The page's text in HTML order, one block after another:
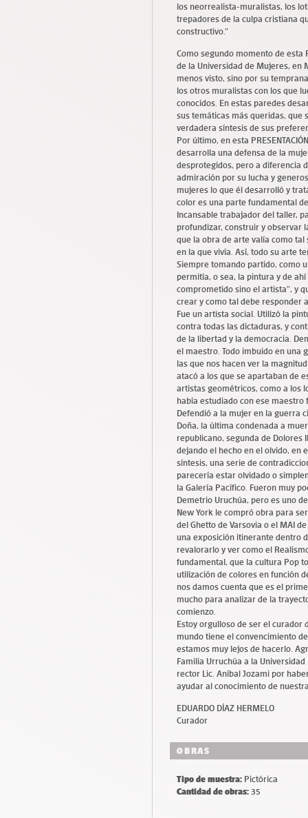
los neorrealista-muralistas, los
trepadores de la culpa cristiana
constructivo.”
Como segundo momento de esta
de la Universidad de Mujeres, en
menos visto, sino por su
los otros muralistas con los que
conocidos. En estas paredes
sus temáticas más queridas, que
verdadera síntesis de sus
Por último, en esta
desarrolla una defensa de la
desprotegidos, pero a diferencia
admiración por su lucha y
mujeres lo que él desarrolló y
color es una parte fundamental
Incansable trabajador del taller,
profundizar, construir y observar
que la obra de arte valía como
en la que vivía. Así, todo su arte
Siempre tomando partido, como
permitía, o sea, la pintura y de
comprometido sino el artista”, y
crear y como tal debe responder
Fue un artista social. Utilizó la
contra todas las dictaduras, y
de la libertad y la democracia.
el maestro. Todo imbuido en una
las que nos hacen ver la
atacó a los que se apartaban de
artistas geométricos, como a los
había estudiado con ese maestro
Defendió a la mujer en la guerra
Doña, la última condenada a
republicano, segunda de Dolores
dejando el hecho en el olvido, en
síntesis, una serie de
parecería estar olvidado o
la Galería Pacífico. Fueron muy
Demetrio Uruchúa, pero es uno
New York le compró obra para
del Ghetto de Varsovia o el MAI
una exposición itinerante dentro
revalorarlo y ver como el
fundamental, que la cultura Pop
utilización de colores en función
nos damos cuenta que es el
mucho para analizar de la
comienzo.
Estoy orgulloso de ser el curador
mundo tiene el convencimiento
estamos muy lejos de hacerlo.
Familia Urruchúa a la
rector Lic. Aníbal Jozami por
ayudar al conocimiento de
EDUARDO DÍAZ HERMELO
Curador
OBRAS
Tipo de muestra: Pictórica
Cantidad de obras: 35